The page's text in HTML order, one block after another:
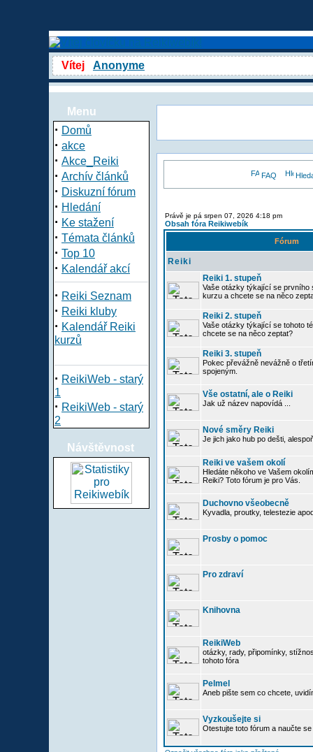
Vítej Anonyme
Menu
· Domů
· akce
· Akce_Reiki
· Archív článků
· Diskuzní fórum
· Hledání
· Ke stažení
· Témata článků
· Top 10
· Kalendář akcí
· Reiki Seznam
· Reiki kluby
· Kalendář Reiki
kurzů
· ReikiWeb - starý
1
· ReikiWeb - starý
2
Návštěvnost
FAQ
Právě je pá srpen 07, 2026 4:18 pm
Obsah fóra Reikiwebík
Fórum
Reiki
Reiki 1. stupeň
Vaše otázky týkající se prvního
kurzu a chcete se na něco
Reiki 2. stupeň
Vaše otázky týkající se tohoto
chcete se na něco zeptat?
Reiki 3. stupeň
Pokec převážně nevážně o
spojeným.
Vše ostatní, ale o Reiki
Jak už název napovídá ...
Nové směry Reiki
Je jich jako hub po dešti,
Reiki ve vašem okolí
Hledáte někoho ve Vašem
Reiki? Toto fórum je pro Vás.
Duchovno všeobecně
Kyvadla, proutky, telestezie
Prosby o pomoc
Pro zdraví
Knihovna
ReikiWeb
otázky, rady, připomínky,
tohoto fóra
Pelmel
Aneb pište sem co chcete,
Vyzkoušejte si
Otestujte toto fórum a naučte